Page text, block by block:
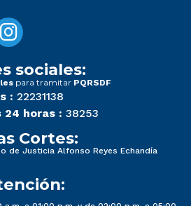
sociales:
para tramitar PQRSDF
: 22231138
horas : 38253
Cortes:
de Justicia Alfonso Reyes Echandía